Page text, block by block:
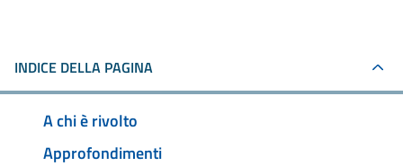
INDICE DELLA PAGINA
A chi è rivolto
Approfondimenti